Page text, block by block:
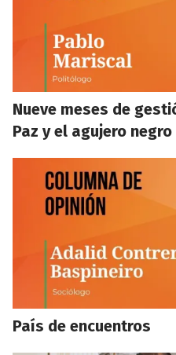
Nueve meses de
Paz y el agujero negro
País de encuentros